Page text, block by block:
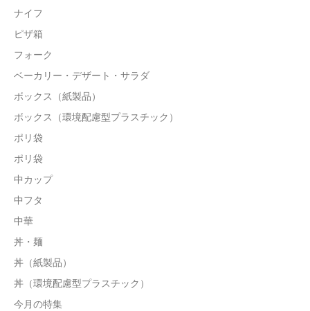
ナイフ
ピザ箱
フォーク
ベーカリー・デザート・サラダ
ボックス（紙製品）
ボックス（環境配慮型プラスチック）
ポリ袋
ポリ袋
中カップ
中フタ
中華
丼・麺
丼（紙製品）
丼（環境配慮型プラスチック）
今月の特集